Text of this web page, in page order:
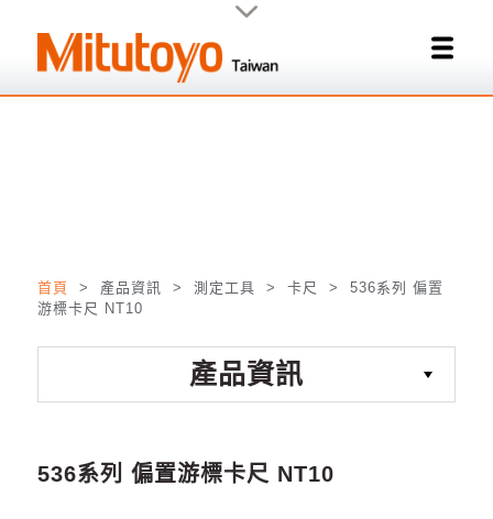
首頁 > 產品資訊 > 測定工具 > 卡尺 > 536系列 偏置
游標卡尺 NT10
產品資訊
536系列 偏置游標卡尺 NT10
關閉